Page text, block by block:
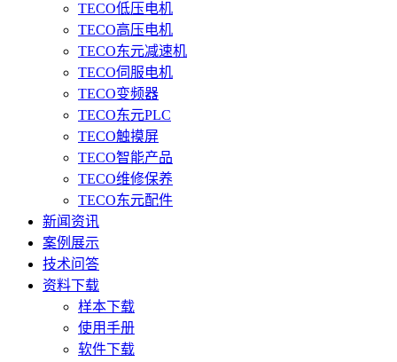
TECO低压电机
TECO高压电机
TECO东元减速机
TECO伺服电机
TECO变频器
TECO东元PLC
TECO触摸屏
TECO智能产品
TECO维修保养
TECO东元配件
新闻资讯
案例展示
技术问答
资料下载
样本下载
使用手册
软件下载